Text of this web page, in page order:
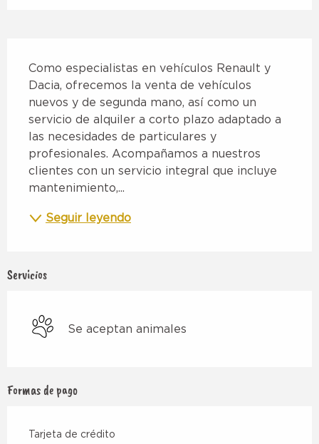
Como especialistas en vehículos Renault y
Dacia, ofrecemos la venta de vehículos
nuevos y de segunda mano, así como un
servicio de alquiler a corto plazo adaptado a
las necesidades de particulares y
profesionales. Acompañamos a nuestros
clientes con un servicio integral que incluye
mantenimiento,...
Seguir leyendo
Servicios
Se aceptan animales
Formas de pago
Tarjeta de crédito